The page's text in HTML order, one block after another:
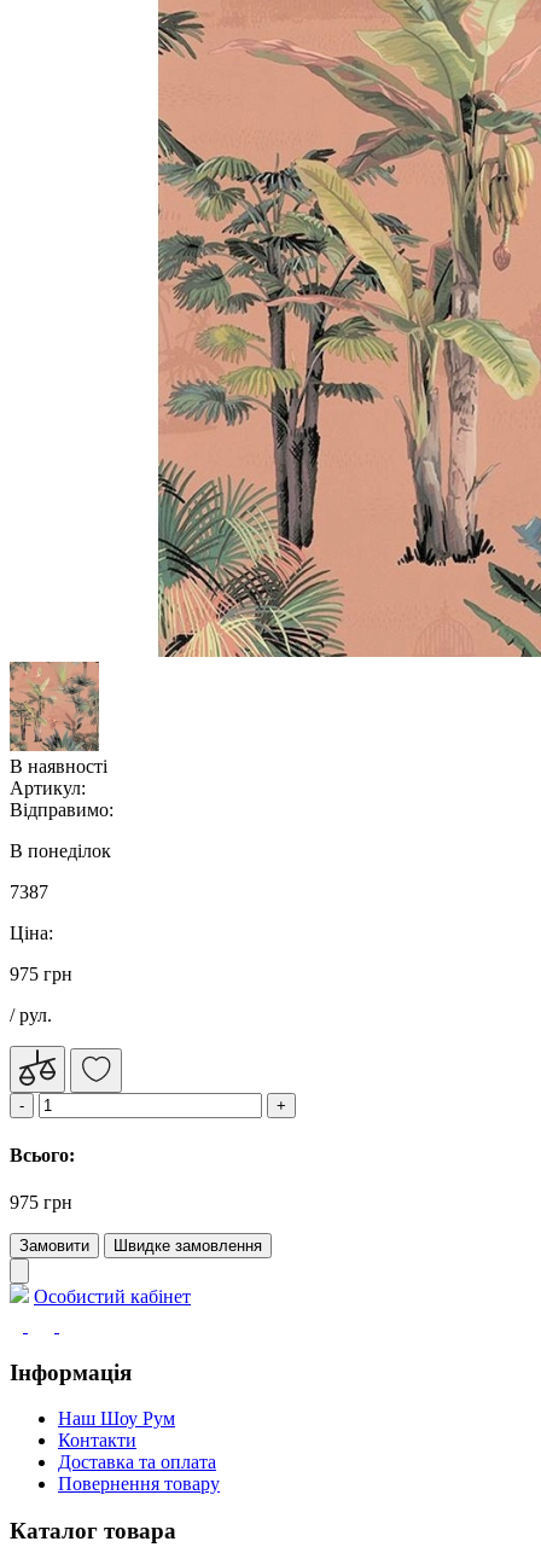
В наявності
Артикул:
Відправимо:
В понеділок
7387
Ціна:
975 грн
/ рул.
Всього:
975 грн
Замовити Швидке замовлення
Особистий кабінет
Інформація
Наш Шоу Рум
Контакти
Доставка та оплата
Повернення товару
Каталог товара